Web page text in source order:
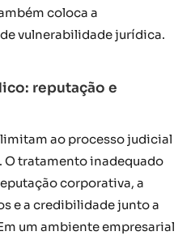
coloca a
vulnerabilidade jurídica.
reputação e
ao processo judicial
O tratamento inadequado
corporativa, a
e a credibilidade junto a
um ambiente empresarial